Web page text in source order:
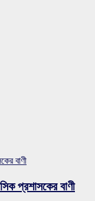
বাণী
প্রশাসকের বাণী